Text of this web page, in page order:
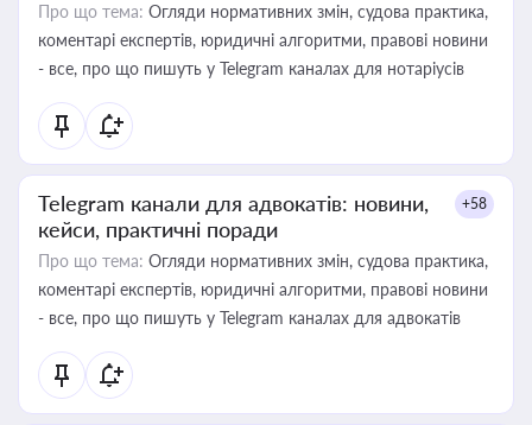
Про що тема: Огляди нормативних змін, судова практика,
коментарі експертів, юридичні алгоритми, правові новини
- все, про що пишуть у Telegram каналах для нотаріусів
Telegram канали для адвокатів: новини,
кейси, практичні поради
+58
Про що тема: Огляди нормативних змін, судова практика,
коментарі експертів, юридичні алгоритми, правові новини
- все, про що пишуть у Telegram каналах для адвокатів